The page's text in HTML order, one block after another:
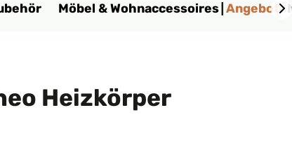
Möbel & Wohnaccessoires Angebote
Heizkörper